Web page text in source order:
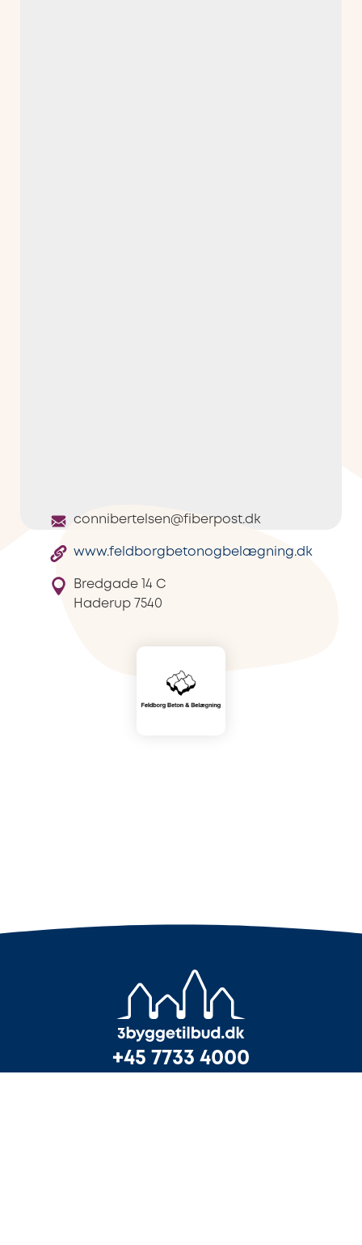
connibertelsen@fiberpost.dk
www.feldborgbetonogbelægning.dk
Bredgade 14 C
Haderup 7540
+45 7733 4000